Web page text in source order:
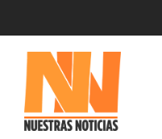
contenido